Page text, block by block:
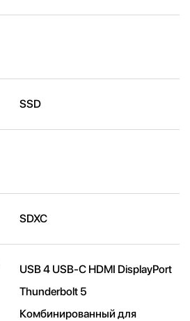
SSD
SDXC
USB 4 USB-C HDMI DisplayPort
Thunderbolt 5
Комбинированный для